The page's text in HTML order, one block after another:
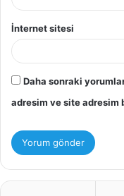
İnternet sitesi
Daha sonraki
adresim ve site adresim